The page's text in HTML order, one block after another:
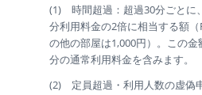
(1) 時間超過：超過30分ごとに
分利用料金の2倍に相当する額
の他の部屋は1,000円）。この
分の通常利用料金を含みます。
(2) 定員超過・利用人数の虚偽